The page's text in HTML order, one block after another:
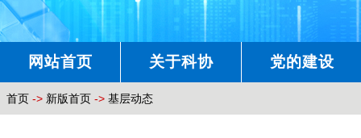
网站首页 关于科协 党的建设
首页 -> 新版首页 -> 基层动态